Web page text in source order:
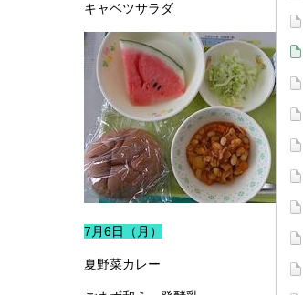
キャベツサラダ
7月6日（月）
夏野菜カレー